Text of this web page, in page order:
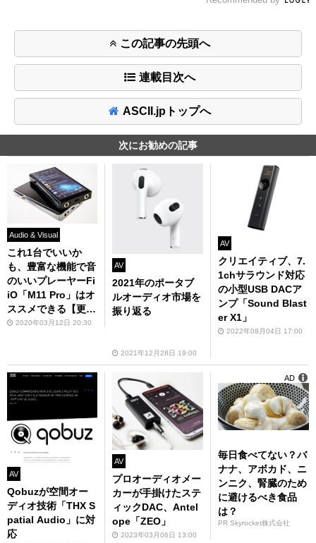
この記事の先頭へ
連載目次へ
ASCII.jpトップへ
次にお勧めの記事
Audio & Visual
これ1台でいいか
も、豊富な機能で音
のいいプレーヤーFi
iO「M11 Pro」はオ
ススメできる【更新
版】2020年03月12日 20:30
AV
2021年のポータブ
ルオーディオ市場を
振り返る
2021年12月28日 19:00
AV
クリエイティブ、7.
1chサラウンド対応
の小型USB DACア
ンプ「Sound Blast
er X1」
2022年08月04日 17:00
AV
Qobuzが空間オー
ディオ技術「THX S
patial Audio」に対
応
AV
プロオーディオメー
カーが手掛けたステ
ィックDAC、Antel
ope「ZEO」
2023年03月06日 13:00
毎日食べてない？バ
ナナ、アボカド、ニ
ンニク、腎臓のため
に避けるべき食品
は？
PR Skyrocket株式会社
AD